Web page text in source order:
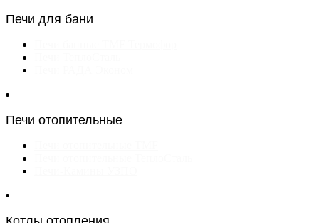
Печи для бани
Печи отопительные